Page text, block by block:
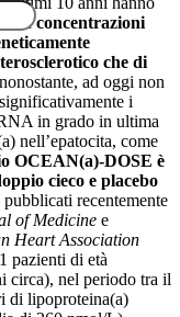
alte concentrazioni
che di
ad oggi non
i
in grado in ultima
nell’epatocita, come
OCEAN(a)-DOSE è
cieco e placebo
recentemente
of Medicine e
Heart Association
pazienti di età
circa), nel periodo tra il
di lipoproteina(a)